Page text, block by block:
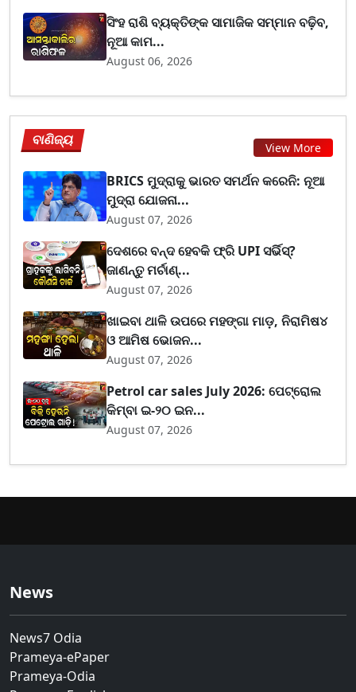
ସିଂହ ରାଶି ବ୍ୟକ୍ତିଙ୍କ ସାମାଜିକ ସମ୍ମାନ ବଢ଼ିବ,
ନୂଆ କାମ...
August 06, 2026
ବାଣିଜ୍ୟ View More
BRICS ମୁଦ୍ରାକୁ ଭାରତ ସମର୍ଥନ କରେନି: ନୂଆ
ମୁଦ୍ରା ଯୋଜନା...
August 07, 2026
ଦେଶରେ ବନ୍ଦ ହେବକି ଫ୍ରି UPI ସର୍ଭିସ୍?
ଜାଣନ୍ତୁ ମର୍ଚାଣ୍...
August 07, 2026
ଖାଇବା ଥାଳି ଉପରେ ମହଙ୍ଗା ମାଡ଼, ନିରାମିଷ୪
ଓ ଆମିଷ ଭୋଜନ...
August 07, 2026
Petrol car sales July 2026: ପେଟ୍ରୋଲ
କିମ୍ବା ଇ-୨୦ ଇନ...
August 07, 2026
News
News7 Odia
Prameya-ePaper
Prameya-Odia